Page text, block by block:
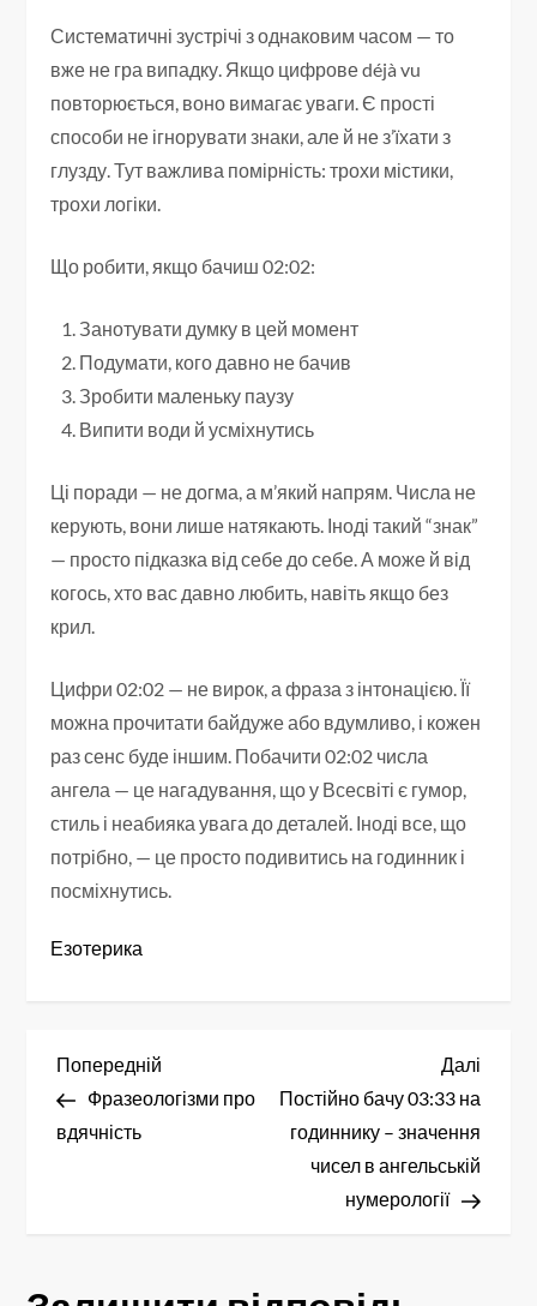
Систематичні зустрічі з однаковим часом — то
вже не гра випадку. Якщо цифрове déjà vu
повторюється, воно вимагає уваги. Є прості
способи не ігнорувати знаки, але й не з’їхати з
глузду. Тут важлива помірність: трохи містики,
трохи логіки.
Що робити, якщо бачиш 02:02:
Занотувати думку в цей момент
Подумати, кого давно не бачив
Зробити маленьку паузу
Випити води й усміхнутись
Ці поради — не догма, а м’який напрям. Числа не
керують, вони лише натякають. Іноді такий “знак”
— просто підказка від себе до себе. А може й від
когось, хто вас давно любить, навіть якщо без
крил.
Цифри 02:02 — не вирок, а фраза з інтонацією. Її
можна прочитати байдуже або вдумливо, і кожен
раз сенс буде іншим. Побачити 02:02 числа
ангела — це нагадування, що у Всесвіті є гумор,
стиль і неабияка увага до деталей. Іноді все, що
потрібно, — це просто подивитись на годинник і
посміхнутись.
Езотерика
Н
а
Попередній
запис
Попередній
Фразеологізми про
вдячність
запис
Далі
Постійно бачу 03:33 на
годиннику – значення
чисел в ангельській
нумерології